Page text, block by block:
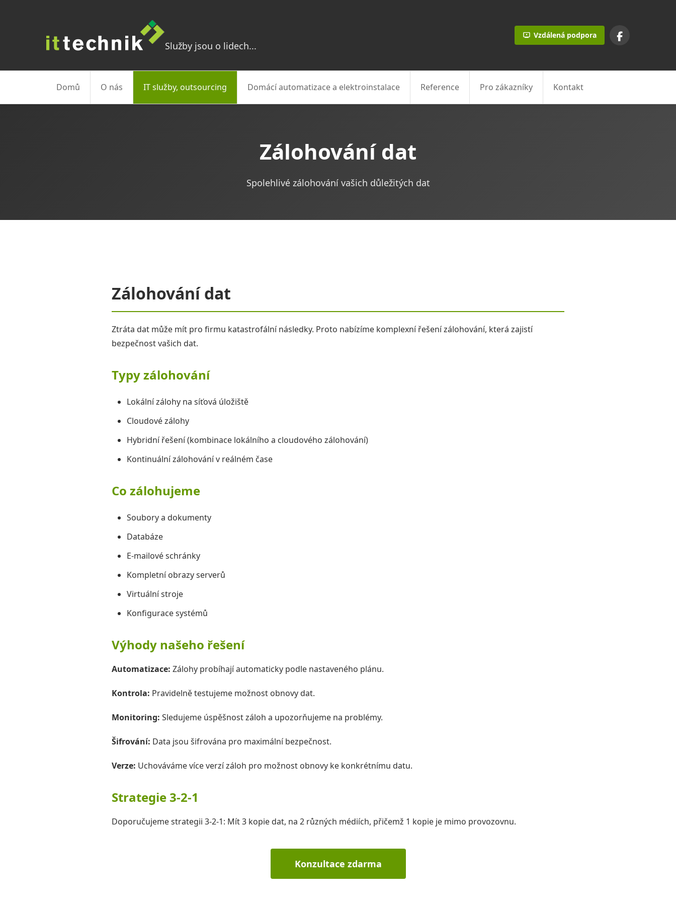
Služby jsou o lidech...
Vzdálená podpora
Domů O nás IT služby, outsourcing Domácí automatizace a elektroinstalace Reference Pro zákazníky Kontakt
Zálohování dat
Spolehlivé zálohování vašich důležitých dat
Zálohování dat
Ztráta dat může mít pro firmu katastrofální následky. Proto nabízíme komplexní řešení zálohování, která zajistí
bezpečnost vašich dat.
Typy zálohování
Lokální zálohy na síťová úložiště
Cloudové zálohy
Hybridní řešení (kombinace lokálního a cloudového zálohování)
Kontinuální zálohování v reálném čase
Co zálohujeme
Soubory a dokumenty
Databáze
E-mailové schránky
Kompletní obrazy serverů
Virtuální stroje
Konfigurace systémů
Výhody našeho řešení
Automatizace: Zálohy probíhají automaticky podle nastaveného plánu.
Kontrola: Pravidelně testujeme možnost obnovy dat.
Monitoring: Sledujeme úspěšnost záloh a upozorňujeme na problémy.
Šifrování: Data jsou šifrována pro maximální bezpečnost.
Verze: Uchováváme více verzí záloh pro možnost obnovy ke konkrétnímu datu.
Strategie 3-2-1
Doporučujeme strategii 3-2-1: Mít 3 kopie dat, na 2 různých médiích, přičemž 1 kopie je mimo provozovnu.
Konzultace zdarma